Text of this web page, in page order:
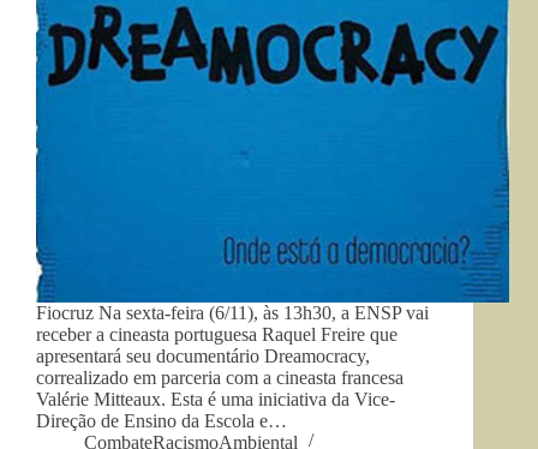
Fiocruz Na sexta-feira (6/11), às 13h30, a ENSP vai
receber a cineasta portuguesa Raquel Freire que
apresentará seu documentário Dreamocracy,
correalizado em parceria com a cineasta francesa
Valérie Mitteaux. Esta é uma iniciativa da Vice-
Direção de Ensino da Escola e…
CombateRacismoAmbiental